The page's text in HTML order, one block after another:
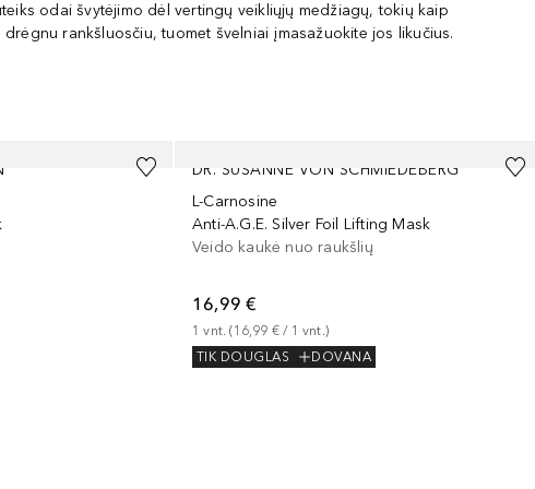
odai švytėjimo dėl vertingų veikliųjų medžiagų, tokių kaip
rankšluosčiu, tuomet švelniai įmasažuokite jos likučius.
DR. SUSANNE VON SCHMIEDEBERG
L-Carnosine
Anti-A.G.E. Silver Foil Lifting Mask
Veido kaukė nuo raukšlių
16,99 €
1 vnt. (16,99 € / 1 vnt.)
TIK DOUGLAS
DOVANA